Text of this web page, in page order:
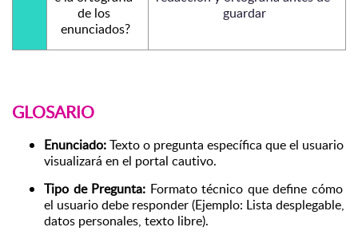
de los
enunciados?
guardar
GLOSARIO
Enunciado: Texto o pregunta específica que el usuario
visualizará en el portal cautivo.
Tipo de Pregunta: Formato técnico que define cómo
el usuario debe responder (Ejemplo: Lista desplegable,
datos personales, texto libre).